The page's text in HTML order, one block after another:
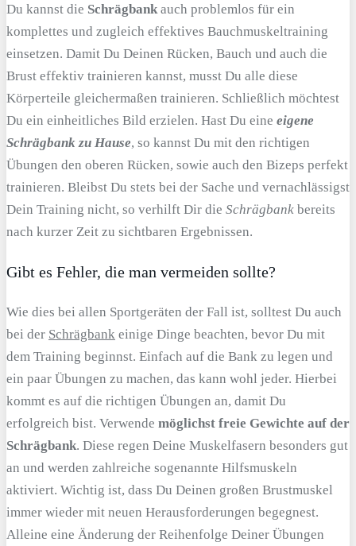
Du kannst die Schrägbankauch problemlos für ein
komplettes und zugleich effektives Bauchmuskeltraining
einsetzen. Damit Du Deinen Rücken, Bauch und auch die
Brust effektiv trainieren kannst, musst Du alle diese
Körperteile gleichermaßen trainieren. Schließlich möchtest
Du ein einheitliches Bild erzielen. Hast Du eine eigene
Schrägbank zu Hause, so kannst Du mit den richtigen
Übungen den oberen Rücken, sowie auch den Bizeps perfekt
trainieren. Bleibst Du stets bei der Sache und vernachlässigst
Dein Training nicht, so verhilft Dir die Schrägbank bereits
nach kurzer Zeit zu sichtbaren Ergebnissen.
Gibt es Fehler, die man vermeiden sollte?
Wie dies bei allen Sportgeräten der Fall ist, solltest Du auch
bei der Schrägbank einige Dinge beachten, bevor Du mit
dem Training beginnst. Einfach auf die Bank zu legen und
ein paar Übungen zu machen, das kann wohl jeder. Hierbei
kommt es auf die richtigen Übungen an, damit Du
erfolgreich bist. Verwende möglichst freie Gewichte auf der
Schrägbank. Diese regen Deine Muskelfasern besonders gut
an und werden zahlreiche sogenannte Hilfsmuskeln
aktiviert. Wichtig ist, dass Du Deinen großen Brustmuskel
immer wieder mit neuen Herausforderungen begegnest.
Alleine eine Änderung der Reihenfolge Deiner Übungen